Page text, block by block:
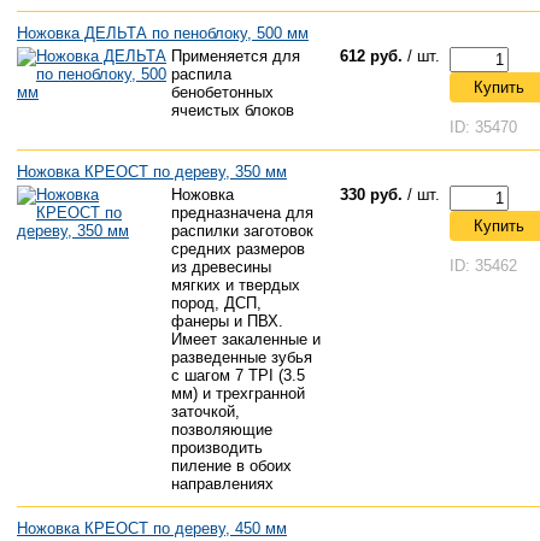
Ножовка ДЕЛЬТА по пеноблоку, 500 мм
Применяется для
распила
бенобетонных
ячеистых блоков
612 руб. / шт.
Купить
ID: 35470
Ножовка КРЕОСТ по дереву, 350 мм
Ножовка
предназначена для
распилки заготовок
средних размеров
из древесины
мягких и твердых
пород, ДСП,
фанеры и ПВХ.
Имеет закаленные и
разведенные зубья
с шагом 7 TPI (3.5
мм) и трехгранной
заточкой,
позволяющие
производить
пиление в обоих
направлениях
330 руб. / шт.
Купить
ID: 35462
Ножовка КРЕОСТ по дереву, 450 мм